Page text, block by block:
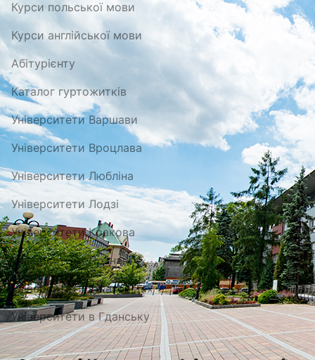
Курси польської мови
Курси англійської мови
Абітурієнту
Каталог гуртожитків
Університети Варшави
Університети Вроцлава
Університети Любліна
Університети Лодзі
Університети Кракова
Університети Познані
Університети в Катовіцах
Університети в Гданську